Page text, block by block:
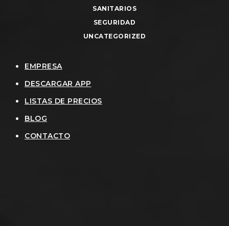
SANITARIOS
SEGURIDAD
UNCATEGORIZED
EMPRESA
DESCARGAR APP
LISTAS DE PRECIOS
BLOG
CONTACTO